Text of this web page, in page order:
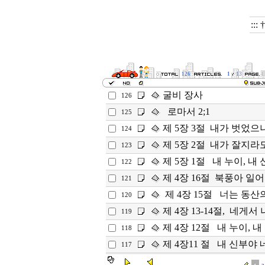
:::
126 1 13
126 굴비 장사
125 로마서 2;1
124 제 5장 3절 내가 벗었
123 제 5장 2절 내가 잘지라
122 제 5장 1절 내 누이, 내
121 제 4장 16절 북풍아 일
120 제 4장 15절 너는 동산
119 제 4장 13-14절, 네게서
118 제 4장 12절 내 누이, 내
117 제 4장11 절 내 신부야